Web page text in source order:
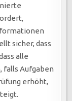
sicher, dass
alle
Aufgaben
erhöht,